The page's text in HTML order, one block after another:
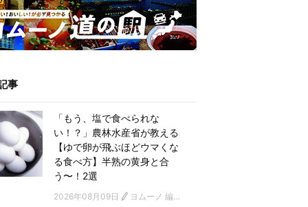
事
「もう、塩で食べられな
い！？」農林水産省が教える
【ゆで卵が飛ぶほどウマくな
る食べ方】半熟の黄身と合
う〜！2選
2026年08月09日 ヨムーノ 編集部